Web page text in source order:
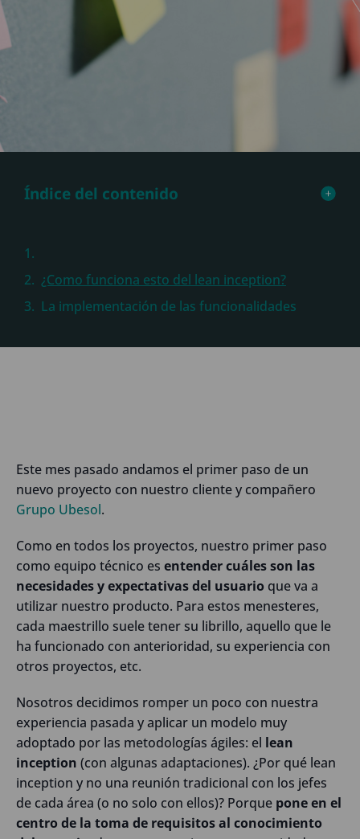
Índice del contenido
¿Como funciona esto del lean inception?
La implementación de las funcionalidades
Este mes pasado andamos el primer paso de un
nuevo proyecto con nuestro cliente y compañero
Grupo Ubesol.
Como en todos los proyectos, nuestro primer paso
como equipo técnico es entender cuáles son las
necesidades y expectativas del usuario que va a
utilizar nuestro producto. Para estos menesteres,
cada maestrillo suele tener su librillo, aquello que le
ha funcionado con anterioridad, su experiencia con
otros proyectos, etc.
Nosotros decidimos romper un poco con nuestra
experiencia pasada y aplicar un modelo muy
adoptado por las metodologías ágiles: el lean
inception (con algunas adaptaciones). ¿Por qué lean
inception y no una reunión tradicional con los jefes
de cada área (o no solo con ellos)? Porque pone en el
centro de la toma de requisitos al conocimiento